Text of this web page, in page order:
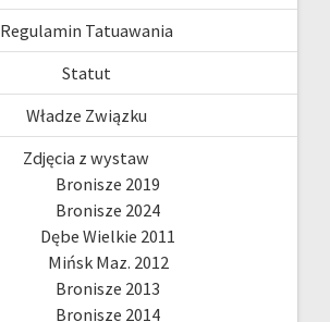
Regulamin Tatuawania
Statut
Władze Związku
Zdjęcia z wystaw
Bronisze 2019
Bronisze 2024
Dębe Wielkie 2011
Mińsk Maz. 2012
Bronisze 2013
Bronisze 2014